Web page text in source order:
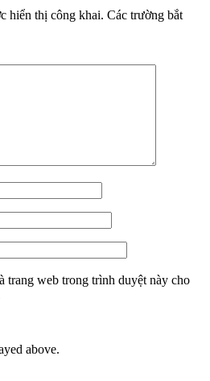
hiển thị công khai. Các trường bắt
trang web trong trình duyệt này cho
above.